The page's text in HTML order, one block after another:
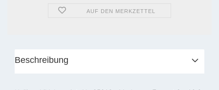
AUF DEN MERKZETTEL
Beschreibung